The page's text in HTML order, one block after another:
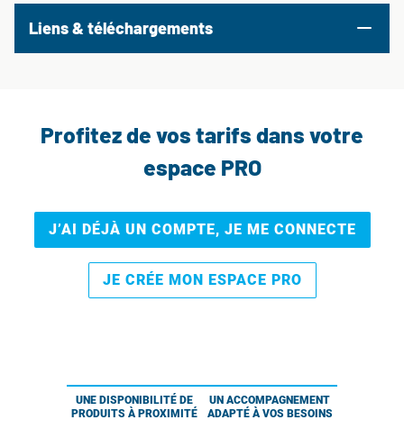
Liens & téléchargements
Profitez de vos tarifs dans votre
espace PRO
J’AI DÉJÀ UN COMPTE, JE ME CONNECTE
JE CRÉE MON ESPACE PRO
UNE DISPONIBILITÉ DE
PRODUITS À PROXIMITÉ
UN ACCOMPAGNEMENT
ADAPTÉ À VOS BESOINS